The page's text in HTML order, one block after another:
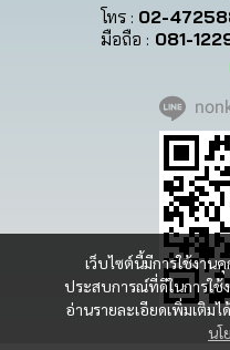
เว็บไซต์นี้มีการใช้งาน
ประสบการณ์ที่ดีในการใช้
อ่านรายละเอียดเพิ่มเติมไ
นโ
โทร : 02-
มือถือ : 081-